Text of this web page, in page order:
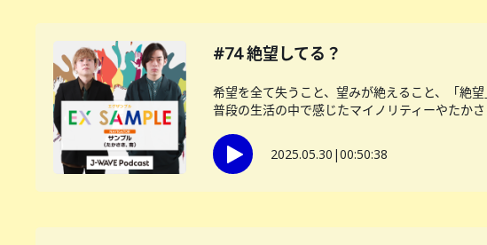
#74 絶望してる？
希望を全て失うこと、望みが絶えること、「絶
普段の生活の中で感じたマイノリティーやたかさ
2025.05.30 |00:50:38